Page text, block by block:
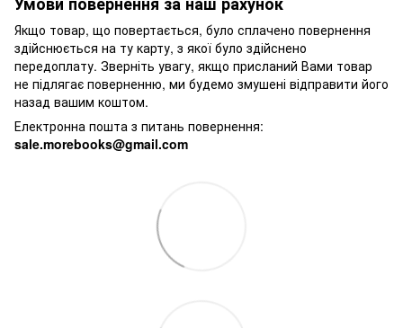
Якщо товар, що повертається, було сплачено повернення
здійснюється на ту карту, з якої було здійснено
передоплату. Зверніть увагу, якщо присланий Вами товар
не підлягає поверненню, ми будемо змушені відправити його
назад вашим коштом.
Електронна пошта з питань повернення:
sale.morebooks@gmail.com